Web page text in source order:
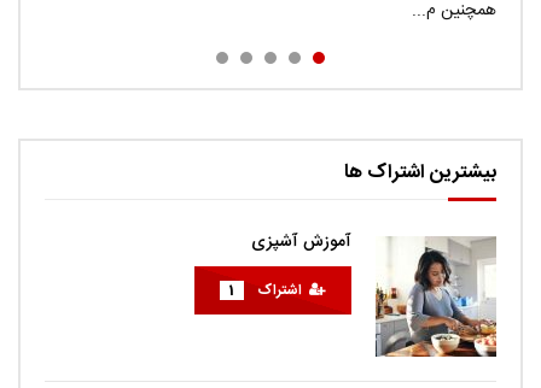
همچنین م...
euismod nunc volutp...
راحتی...
sodales diam. Cras quis met...
بیشترین اشتراک ها
آموزش آشپزی
اشتراک 1